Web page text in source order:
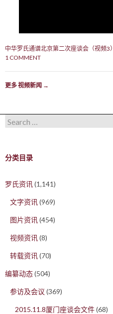
中华罗氏通谱北京第二次座谈会（视频3）
1 COMMENT
更多 视频新闻 →
Search for:
分类目录
罗氏资讯(1,141)
文字资讯(969)
图片资讯(454)
视频资讯(8)
转载资讯(70)
编纂动态(504)
参访及会议 (369)
2015.11.8厦门座谈会文件(68)